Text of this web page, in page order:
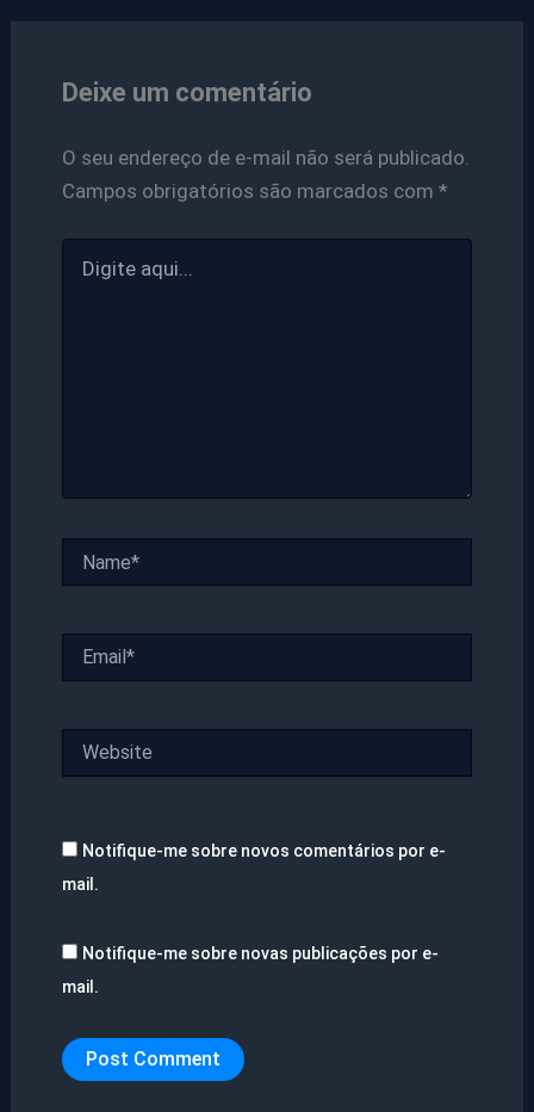
Deixe um comentário
O seu endereço de e-mail não será publicado.
Campos obrigatórios são marcados com *
aqui...
Notifique-me sobre novos comentários por e-
mail.
Notifique-me sobre novas publicações por e-
mail.